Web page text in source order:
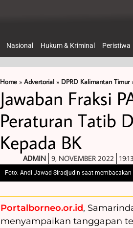
Nasional Hukum & Kriminal Peristiwa
Home » Advertorial » DPRD Kalimantan Timur
Jawaban Fraksi
Peraturan Tatib
Kepada BK
ADMIN 9, NOVEMBER 2022 19:13
Foto: Andi Jawad Siradjudin saat
Portalborneo.or.id,
menyampaikan tanggapan